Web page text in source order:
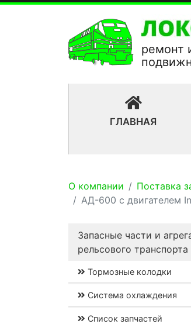
ремонт
ГЛАВНАЯ
О компании Поставка
АД-600 с двигателем
Запасные части и
рельсового транспорта
Тормозные колодки
Система охлаждения
Список запчастей